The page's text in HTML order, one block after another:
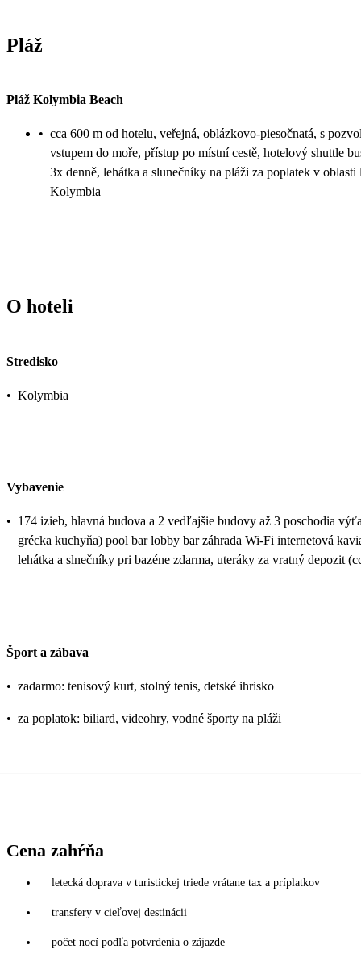
Pláž
Pláž Kolymbia Beach
• cca 600 m od hotelu, veřejná, oblázkovo-piesočnatá, s
vstupem do moře, přístup po místní cestě, hotelový shuttle
3x denně, lehátka a slunečníky na pláži za poplatek v oblasti
Kolymbia
O hoteli
Stredisko
• Kolymbia
Vybavenie
• 174 izieb, hlavná budova a 2 vedľajšie budovy až 3 poschodia
grécka kuchyňa) pool bar lobby bar záhrada Wi-Fi internetová
lehátka a slnečníky pri bazéne zdarma, uteráky za vratný depozit
Šport a zábava
• zadarmo: tenisový kurt, stolný tenis, detské ihrisko
• za poplatok: biliard, videohry, vodné športy na pláži
Cena zahŕňa
letecká doprava v turistickej triede vrátane tax a príplatkov
transfery v cieľovej destinácii
počet nocí podľa potvrdenia o zájazde